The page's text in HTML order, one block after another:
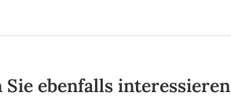
ebenfalls interessieren